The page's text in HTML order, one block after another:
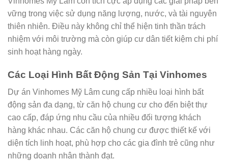
vững trong việc sử dụng năng lượng, nước, và tài nguyên
thiên nhiên. Điều này không chỉ thể hiện tinh thần trách
nhiệm với môi trường mà còn giúp cư dân tiết kiệm chi phí
sinh hoạt hàng ngày.
Các Loại Hình Bất Động Sản Tại Vinhomes
Dự án Vinhomes Mỹ Lâm cung cấp nhiều loại hình bất
động sản đa dạng, từ căn hộ chung cư cho đến biệt thự
cao cấp, đáp ứng nhu cầu của nhiều đối tượng khách
hàng khác nhau. Các căn hộ chung cư được thiết kế với
diện tích linh hoạt, phù hợp cho các gia đình trẻ cũng như
những doanh nhân thành đạt.